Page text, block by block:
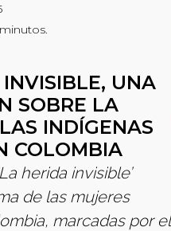
UNA
SOBRE LA
INDÍGENAS
COLOMBIA
herida invisible’
de las mujeres
marcadas por el